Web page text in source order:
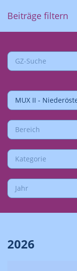
Beiträge filtern
Bereich
Kategorie
Jahr
2026